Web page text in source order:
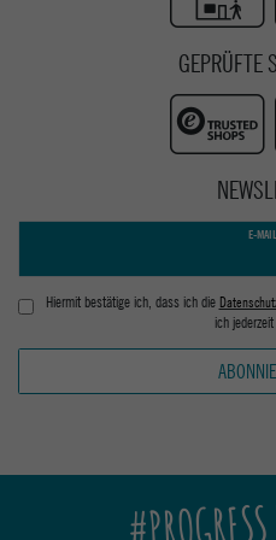
GEPRÜFTE
E-
Hiermit bestätige ich, dass ich die
ich